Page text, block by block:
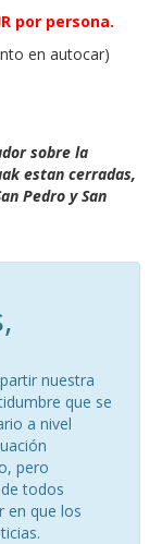
por persona.
en autocar)
sobre la
estan cerradas,
Pedro y San
nuestra
que se
a nivel
pero
todos
en que los